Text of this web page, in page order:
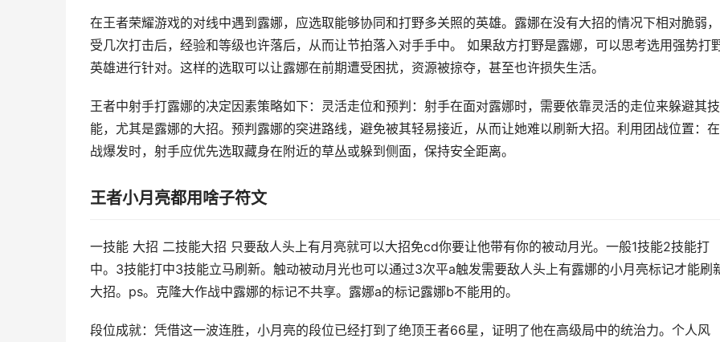
在王者荣耀游戏的对线中遇到露娜，应选取能够协同和打野多关照的英雄。露娜在没有大招的情况下相对脆弱
受几次打击后，经验和等级也许落后，从而让节拍落入对手手中。 如果敌方打野是露娜，可以思考选用强势打
英雄进行针对。这样的选取可以让露娜在前期遭受困扰，资源被掠夺，甚至也许损失生活。
王者中射手打露娜的决定因素策略如下：灵活走位和预判：射手在面对露娜时，需要依靠灵活的走位来躲避其技
能，尤其是露娜的大招。预判露娜的突进路线，避免被其轻易接近，从而让她难以刷新大招。利用团战位置：
战爆发时，射手应优先选取藏身在附近的草丛或躲到侧面，保持安全距离。
王者小月亮都用啥子符文
一技能 大招 二技能大招 只要敌人头上有月亮就可以大招免cd你要让他带有你的被动月光。一般1技能2技能打
中。3技能打中3技能立马刷新。触动被动月光也可以通过3次平a触发需要敌人头上有露娜的小月亮标记才能刷
大招。ps。克隆大作战中露娜的标记不共享。露娜a的标记露娜b不能用的。
段位成就：凭借这一波连胜，小月亮的段位已经打到了绝顶王者66星，证明了他在高级局中的统治力。个人风